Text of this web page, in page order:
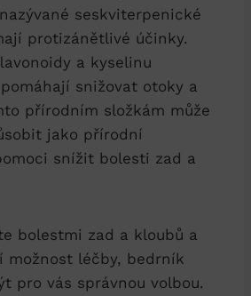
seskviterpenické
protizánětlivé účinky.
a kyselinu
snižovat otoky a
přírodním složkám může
jako přírodní
snížit bolesti zad a
bolestmi zad a kloubů a
možnost léčby, bedrník
pro vás správnou volbou.